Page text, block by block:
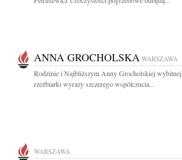
ANNA GROCHOLSKA WARSZAWA
Rodzinie i Najbliższym Anny Grocholskiej wybitnej
rzeźbiarki wyrazy szczerego współczucia...
WARSZAWA